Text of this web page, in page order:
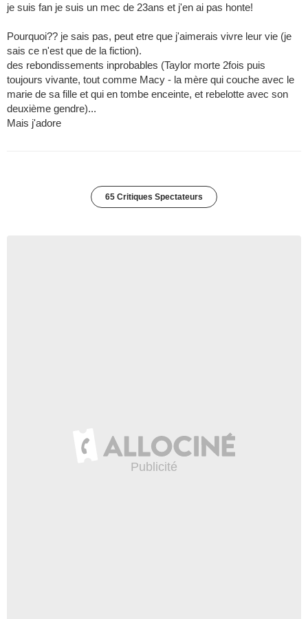
je suis fan je suis un mec de 23ans et j'en ai pas honte!
Pourquoi?? je sais pas, peut etre que j'aimerais vivre leur vie (je
sais ce n'est que de la fiction).
des rebondissements inprobables (Taylor morte 2fois puis
toujours vivante, tout comme Macy - la mère qui couche avec le
marie de sa fille et qui en tombe enceinte, et rebelotte avec son
deuxième gendre)...
Mais j'adore
65 Critiques Spectateurs